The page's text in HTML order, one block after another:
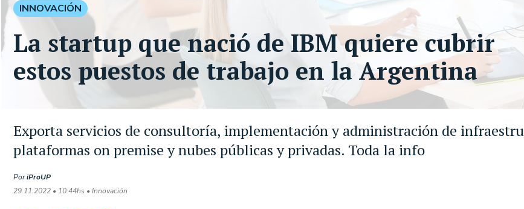
Exporta servicios de consultoría, implementación y administración de
plataformas on premise y nubes públicas y privadas. Toda la info
PoriProUP
29.11.2022 • 10:44hs • Innovación
INNOVACIÓN
La startup que nació de IBM quiere cubrir
estos puestos de trabajo en la Argentina